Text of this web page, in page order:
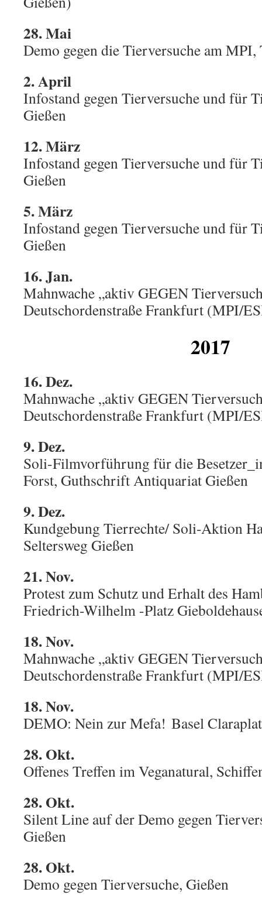
28. Mai
Demo gegen die Tierversuche am MPI,
2. April
Infostand gegen Tierversuche und für
Gießen
12. März
Infostand gegen Tierversuche und für
Gießen
5. März
Infostand gegen Tierversuche und für
Gießen
16. Jan.
Mahnwache „aktiv GEGEN
Deutschordenstraße Frankfurt (MPI/
2017
16. Dez.
Mahnwache „aktiv GEGEN
Deutschordenstraße Frankfurt (MPI/
9. Dez.
Soli-Filmvorführung für die
Forst, Guthschrift Antiquariat Gießen
9. Dez.
Kundgebung Tierrechte/ Soli-Aktion
Seltersweg Gießen
21. Nov.
Protest zum Schutz und Erhalt des
Friedrich-Wilhelm -Platz
18. Nov.
Mahnwache „aktiv GEGEN
Deutschordenstraße Frankfurt (MPI/
18. Nov.
DEMO: Nein zur Mefa! Basel
28. Okt.
Offenes Treffen im Veganatural,
28. Okt.
Silent Line auf der Demo gegen
Gießen
28. Okt.
Demo gegen Tierversuche, Gießen